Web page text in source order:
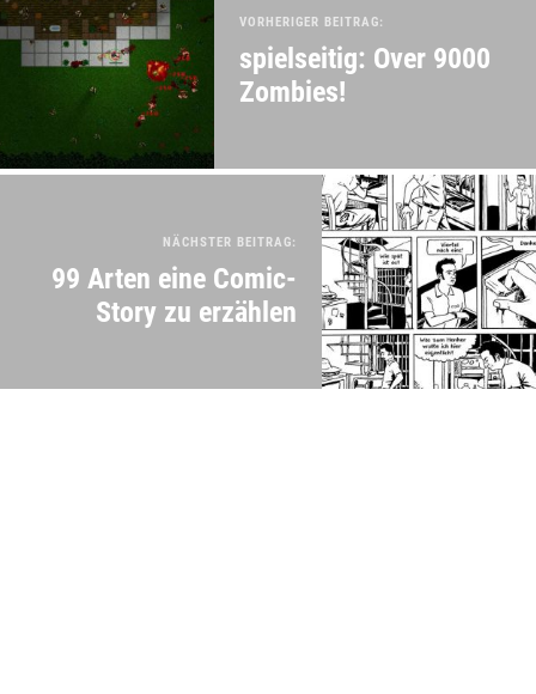
VORHERIGER BEITRAG:
spielseitig: Over 9000
Zombies!
NÄCHSTER BEITRAG:
99 Arten eine Comic-
Story zu erzählen